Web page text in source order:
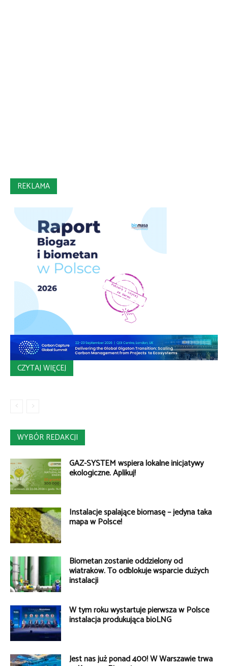
REKLAMA
CZYTAJ WIĘCEJ
WYBÓR REDAKCJI
GAZ-SYSTEM wspiera lokalne inicjatywy
ekologiczne. Aplikuj!
Instalacje spalające biomasę – jedyna taka
mapa w Polsce!
Biometan zostanie oddzielony od
wiatraków. To odblokuje wsparcie dużych
instalacji
W tym roku wystartuje pierwsza w Polsce
instalacja produkująca bioLNG
Jest nas już ponad 400! W Warszawie trwa